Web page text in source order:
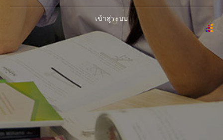
เข้าสู่ระบบ